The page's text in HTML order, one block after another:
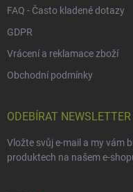
FAQ - Často kladené dotazy
GDPR
Vrácení a reklamace zboží
Obchodní podmínky
ODEBÍRAT NEWSLETTER
Vložte svůj e-mail a my vám
produktech na našem e-